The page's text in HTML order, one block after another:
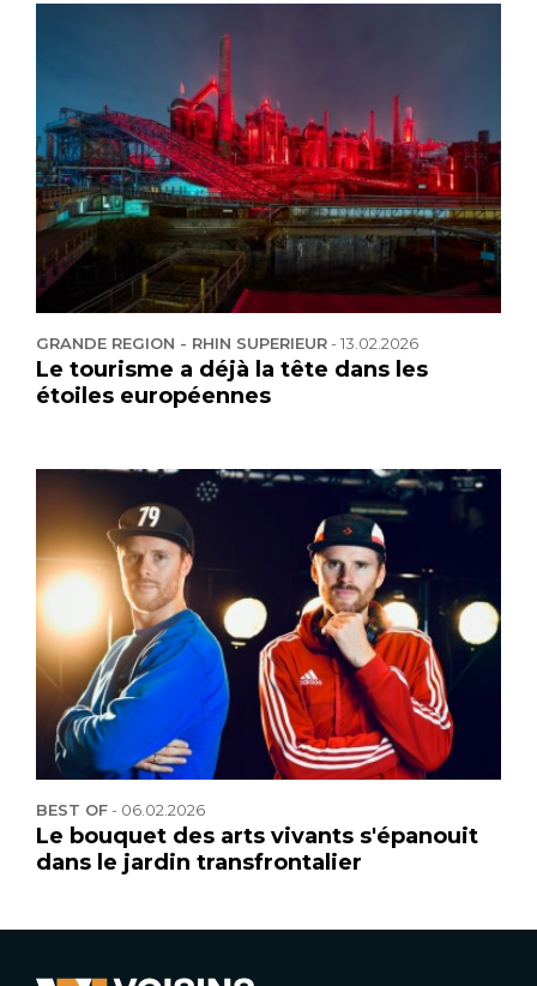
GRANDE REGION - RHIN SUPERIEUR-13.02.2026
Le tourisme a déjà la tête dans les
étoiles européennes
BEST OF- 06.02.2026
Le bouquet des arts vivants s'épanouit
dans le jardin transfrontalier